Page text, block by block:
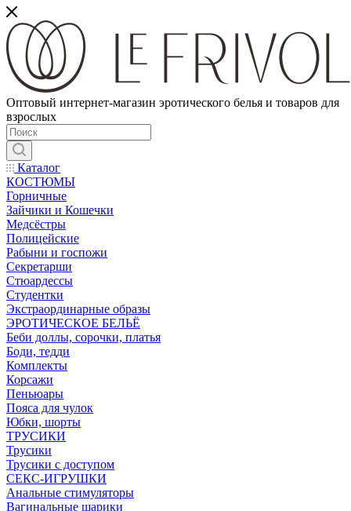
Оптовый интернет-магазин эротического белья и товаров для
взрослых
Каталог
КОСТЮМЫ
Горничные
Зайчики и Кошечки
Медсёстры
Полицейские
Рабыни и госпожи
Секретарши
Стюардессы
Студентки
Экстраординарные образы
ЭРОТИЧЕСКОЕ БЕЛЬЁ
Беби доллы, сорочки, платья
Боди, тедди
Комплекты
Корсажи
Пеньюары
Пояса для чулок
Юбки, шорты
ТРУСИКИ
Трусики
Трусики с доступом
СЕКС-ИГРУШКИ
Анальные стимуляторы
Вагинальные шарики